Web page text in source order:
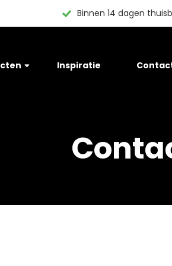
Binnen 14 dagen
Inspiratie